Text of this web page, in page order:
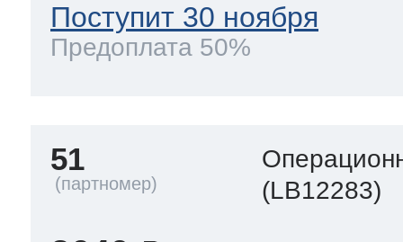
Поступит 30 ноября
Предоплата 50%
51
(LB12283)